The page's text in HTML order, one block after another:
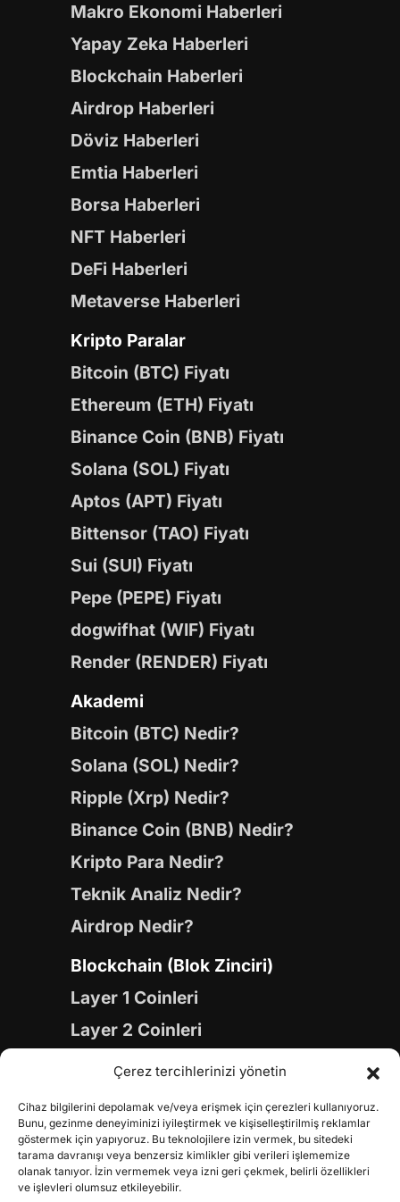
Çerez tercihlerinizi yönetin
Cihaz bilgilerini depolamak ve/veya erişmek için çerezleri kullanıyoruz.
Bunu, gezinme deneyiminizi iyileştirmek ve kişiselleştirilmiş reklamlar
göstermek için yapıyoruz. Bu teknolojilere izin vermek, bu sitedeki
tarama davranışı veya benzersiz kimlikler gibi verileri işlememize
olanak tanıyor. İzin vermemek veya izni geri çekmek, belirli özellikleri
ve işlevleri olumsuz etkileyebilir.
Makro Ekonomi Haberleri
Yapay Zeka Haberleri
Blockchain Haberleri
Airdrop Haberleri
Döviz Haberleri
Emtia Haberleri
Borsa Haberleri
NFT Haberleri
DeFi Haberleri
Metaverse Haberleri
Kripto Paralar
Bitcoin (BTC) Fiyatı
Ethereum (ETH) Fiyatı
Binance Coin (BNB) Fiyatı
Solana (SOL) Fiyatı
Aptos (APT) Fiyatı
Bittensor (TAO) Fiyatı
Sui (SUI) Fiyatı
Pepe (PEPE) Fiyatı
dogwifhat (WIF) Fiyatı
Render (RENDER) Fiyatı
Akademi
Bitcoin (BTC) Nedir?
Solana (SOL) Nedir?
Ripple (Xrp) Nedir?
Binance Coin (BNB) Nedir?
Kripto Para Nedir?
Teknik Analiz Nedir?
Airdrop Nedir?
Blockchain (Blok Zinciri)
Layer 1 Coinleri
Layer 2 Coinleri
Yapay Zeka (AI) Coinleri
Gaming Coinleri
RWA Coinleri
DeFi Coinleri